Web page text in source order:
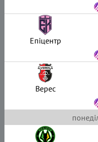
Епіцентр
Верес